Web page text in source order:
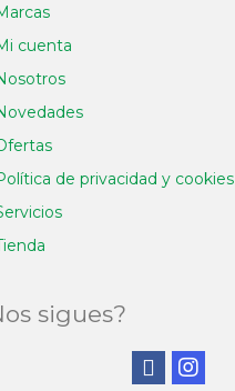
cuenta
de privacidad y cookies
sigues?